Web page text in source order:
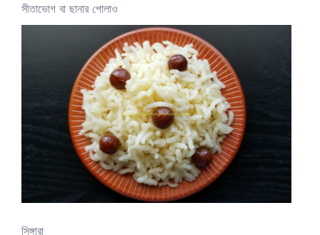
সীতাভোগ বা ছানার পোলাও
সিঙ্গারা